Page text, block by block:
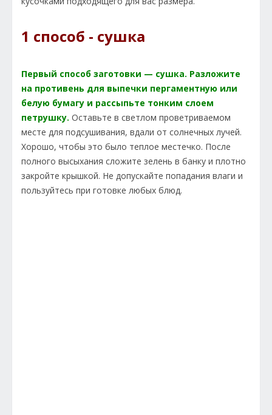
1 способ - сушка
Первый способ заготовки — сушка. Разложите
на противень для выпечки пергаментную или
белую бумагу и рассыпьте тонким слоем
петрушку. Оставьте в светлом проветриваемом
месте для подсушивания, вдали от солнечных лучей.
Хорошо, чтобы это было теплое местечко. После
полного высыхания сложите зелень в банку и плотно
закройте крышкой. Не допускайте попадания влаги и
пользуйтесь при готовке любых блюд.